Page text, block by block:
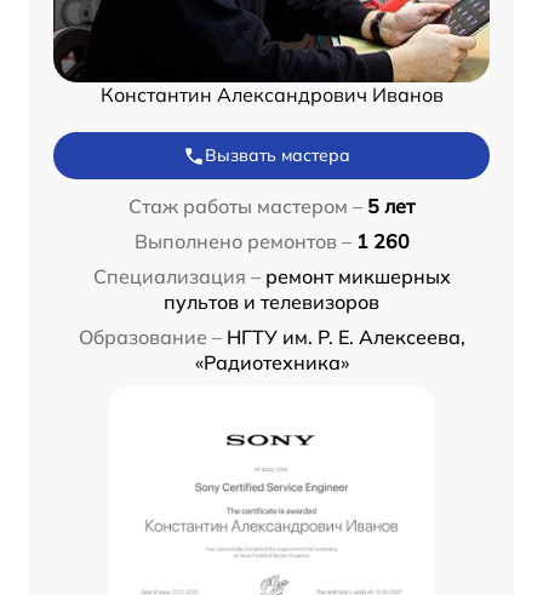
Константин Александрович Иванов
Вызвать мастера
Стаж работы мастером – 5 лет
Выполнено ремонтов – 1 260
Специализация – ремонт микшерных
пультов и телевизоров
Образование – НГТУ им. Р. Е. Алексеева,
«Радиотехника»